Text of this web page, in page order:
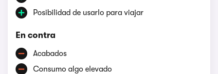
Posibilidad de usarlo para viajar
En contra
Acabados
Consumo algo elevado